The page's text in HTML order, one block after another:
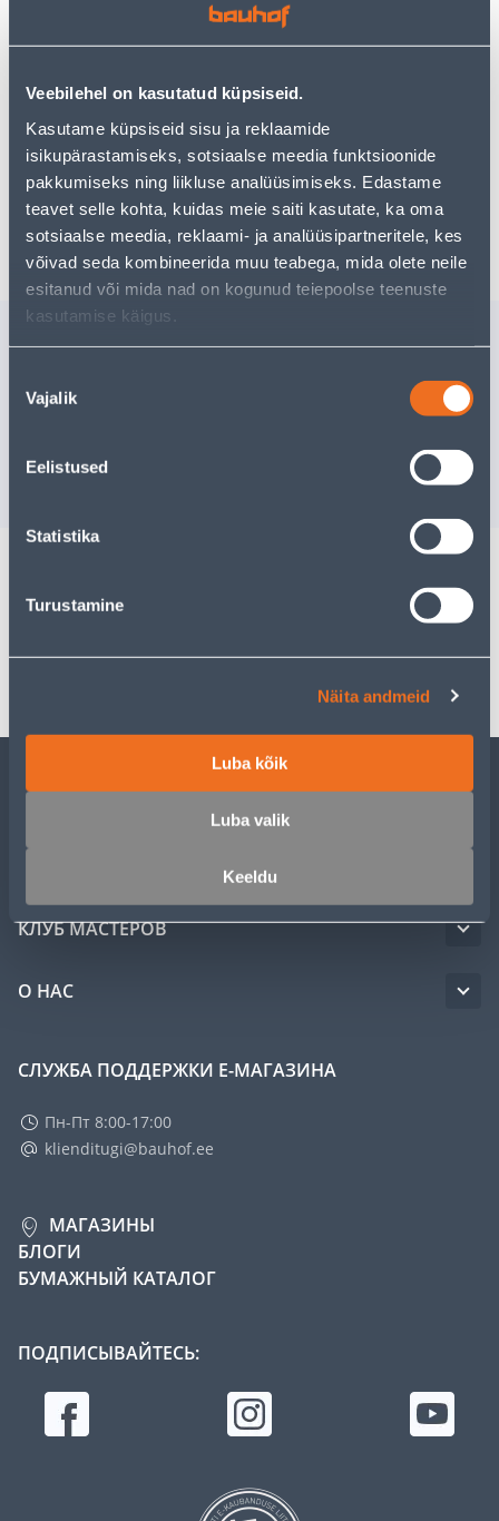
Veebilehel on kasutatud küpsiseid.
Kasutame küpsiseid sisu ja reklaamide
isikupärastamiseks, sotsiaalse meedia funktsioonide
pakkumiseks ning liikluse analüüsimiseks. Edastame
teavet selle kohta, kuidas meie saiti kasutate, ka oma
sotsiaalse meedia, reklaami- ja analüüsipartneritele, kes
võivad seda kombineerida muu teabega, mida olete neile
esitanud või mida nad on kogunud teiepoolse teenuste
kasutamise käigus.
valik
Vajalik
Eelistused
Statistika
Turustamine
Näita andmeid
Luba kõik
Luba valik
Keeldu
могут вам понравиться!
Но ваш шопинг не должен заканчиваться здесь - вы
главную страницуили используя нашу мощную
функцию поиска, чтобы найти еще более приятные
варианты. Удачных покупок!
Доставка невозможна
(18W/M)
Спецификация
Транспорт
КЛУБ МАСТЕРОВ
О НАС
СЛУЖБА ПОДДЕРЖКИ Е-МАГАЗИНА
Пн-Пт 8:00-17:00
klienditugi@bauhof.ee
МАГАЗИНЫ
БЛОГИ
БУМАЖНЫЙ КАТАЛОГ
ПОДПИСЫВАЙТЕСЬ: